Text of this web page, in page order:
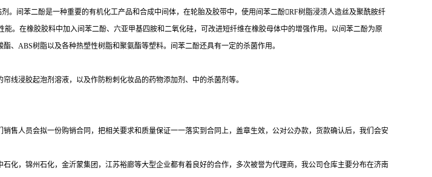
间苯二酚是一种重要的有机化工产品和合成中间体，在轮胎及胶带中，使用间苯二酚RF树脂浸渍人造丝及聚酰胺纤
。在橡胶胶料中加入间苯二酚、六亚甲基四胺和二氧化硅，可改进短纤维在橡胶母体中的增强作用。以间苯二酚为原
、ABS树脂以及各种热塑性树脂和聚氨酯等塑料。间苯二酚还具有一定的杀菌作用。
线浸胶起泡剂溶液，以及作防粉刺化妆品的药物添加剂、中的杀菌剂等。
售人员会拟一份购销合同，把相关要求和质量保证一一落实到合同上，盖章生效，公对公办款，货款确认后，我们会安
化，锦州石化，金沂蒙集团，江苏裕廊等大型企业都有着良好的合作，多次被誉为代理商，我公司仓库主要分布在济南